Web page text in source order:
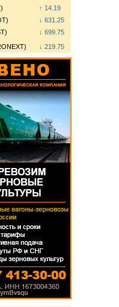
↑ 14.19
↓ 631.25
↓ 699.75
↓ 219.75